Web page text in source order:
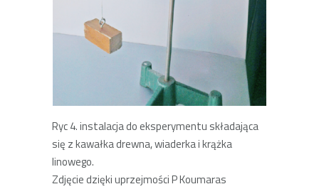
Ryc 4. instalacja do eksperymentu składająca
się z kawałka drewna, wiaderka i krążka
linowego.
Zdjęcie dzięki uprzejmości P Koumaras